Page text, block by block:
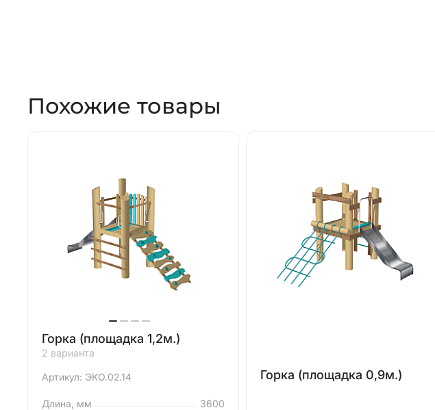
Похожие товары
Горка (площадка 1,2м.)
2 варианта
Артикул: ЭКО.02.14
Длина, мм
3600
Горка (площадка 0,9м.)